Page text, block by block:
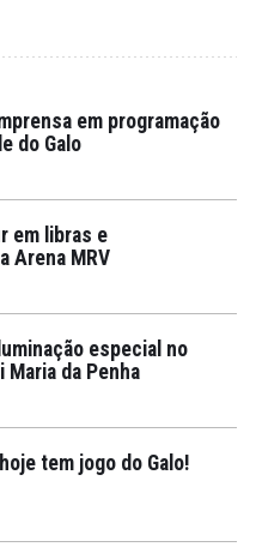
em programação
do Galo
em libras e
Arena MRV
especial no
da Penha
tem jogo do Galo!